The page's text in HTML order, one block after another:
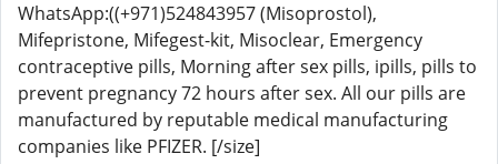
WhatsApp:((+971)524843957 (Misoprostol),
Mifepristone, Mifegest-kit, Misoclear, Emergency
contraceptive pills, Morning after sex pills, ipills, pills to
prevent pregnancy 72 hours after sex. All our pills are
manufactured by reputable medical manufacturing
companies like PFIZER. [/size]